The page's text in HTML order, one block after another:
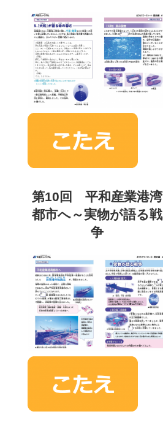
第10回 平和産業港湾
都市へ～実物が語る戦
争